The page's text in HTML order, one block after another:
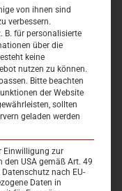
& ZEITEN
von ihnen sind
verbessern.
B. für personalisierte
über die
keine
nutzen zu können.
Bitte beachten
der Website
sollten
geladen werden
Einwilligung zur
den USA gemäß Art. 49
nach EU-
Daten in